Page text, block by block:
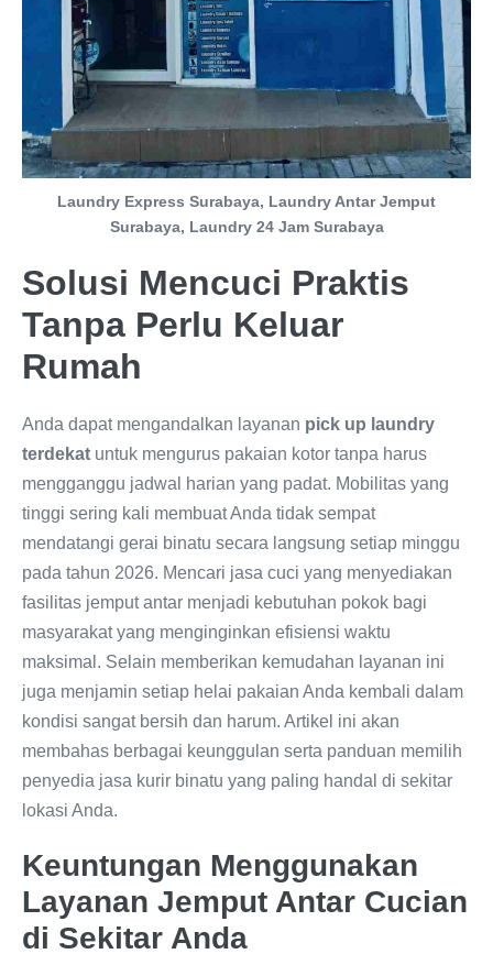
Laundry Express Surabaya, Laundry Antar Jemput
Surabaya, Laundry 24 Jam Surabaya
Solusi Mencuci Praktis
Tanpa Perlu Keluar
Rumah
Anda dapat mengandalkan layanan pick up laundry
terdekat untuk mengurus pakaian kotor tanpa harus
mengganggu jadwal harian yang padat. Mobilitas yang
tinggi sering kali membuat Anda tidak sempat
mendatangi gerai binatu secara langsung setiap minggu
pada tahun 2026. Mencari jasa cuci yang menyediakan
fasilitas jemput antar menjadi kebutuhan pokok bagi
masyarakat yang menginginkan efisiensi waktu
maksimal. Selain memberikan kemudahan layanan ini
juga menjamin setiap helai pakaian Anda kembali dalam
kondisi sangat bersih dan harum. Artikel ini akan
membahas berbagai keunggulan serta panduan memilih
penyedia jasa kurir binatu yang paling handal di sekitar
lokasi Anda.
Keuntungan Menggunakan
Layanan Jemput Antar Cucian
di Sekitar Anda